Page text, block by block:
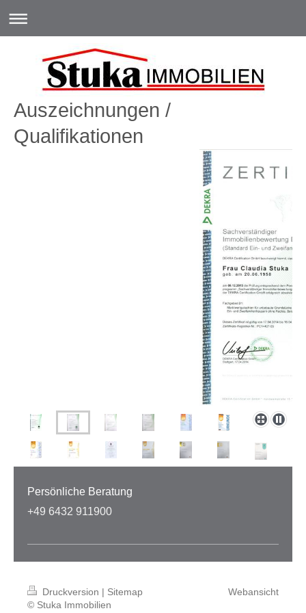
Auszeichnungen /
Qualifikationen
Persönliche Beratung
+49 6432 911900
Druckversion | Sitemap
© Stuka Immobilien
Webansicht